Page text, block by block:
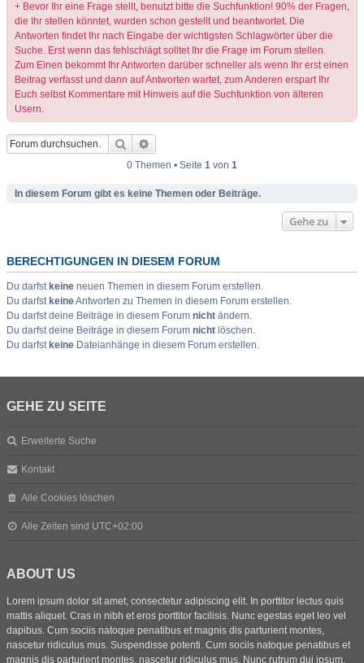
+ Bevor Ihr eine Frage stellt, benutzt bitte die Suchfunktion! 90% der Fragen,
die Ihr stellen könntet, wurden schon gestellt und beantwortet. Die
Antworten findet Ihr nach Eingabe der wichtigsten Schlagwörter über die
Suche. Erst wenn das fehlschlägt solltet Ihr die Frage im Forum stellen.
Zum Einen bekommt Ihr Antworten darüber schneller als wenn Ihr erst einen
Beitrag verfasst und dann auf Antworten wartet, zum Anderen erspart Ihr
Euch selbst Kommentare mit Hinweis auf die Suchfunktion von älteren
Usern.
Suche
0 Themen • Seite 1 von 1
In diesem Forum gibt es keine Themen oder Beiträge.
Gehe zu
BERECHTIGUNGEN IN DIESEM FORUM
Du darfst keine neuen Themen in diesem Forum erstellen.
Du darfst keineAntworten zu Themen in diesem Forum erstellen.
Du darfst deine Beiträge in diesem Forum nicht ändern.
Du darfst deine Beiträge in diesem Forum nicht löschen.
Du darfst keine Dateianhänge in diesem Forum erstellen.
GEHE ZU SEITE
Erweiterte Suche
Kontakt
Alle Cookies löschen
Alle Zeiten sind UTC+02:00
ABOUT US
Lorem ipsum dolor sit amet, consectetur adipiscing elit. In porttitor lectus quis
mattis aliquet. Cras in nibh et eros porttitor facilisis. Nunc egestas eget leo vel
dapibus. Cum sociis natoque penatibus et magnis dis parturient montes,
nascetur ridiculus mus. Suspendisse potenti. Cum sociis natoque penatibus et
magnis dis parturient montes, nascetur ridiculus mus. Nunc rutrum dui ipsum,